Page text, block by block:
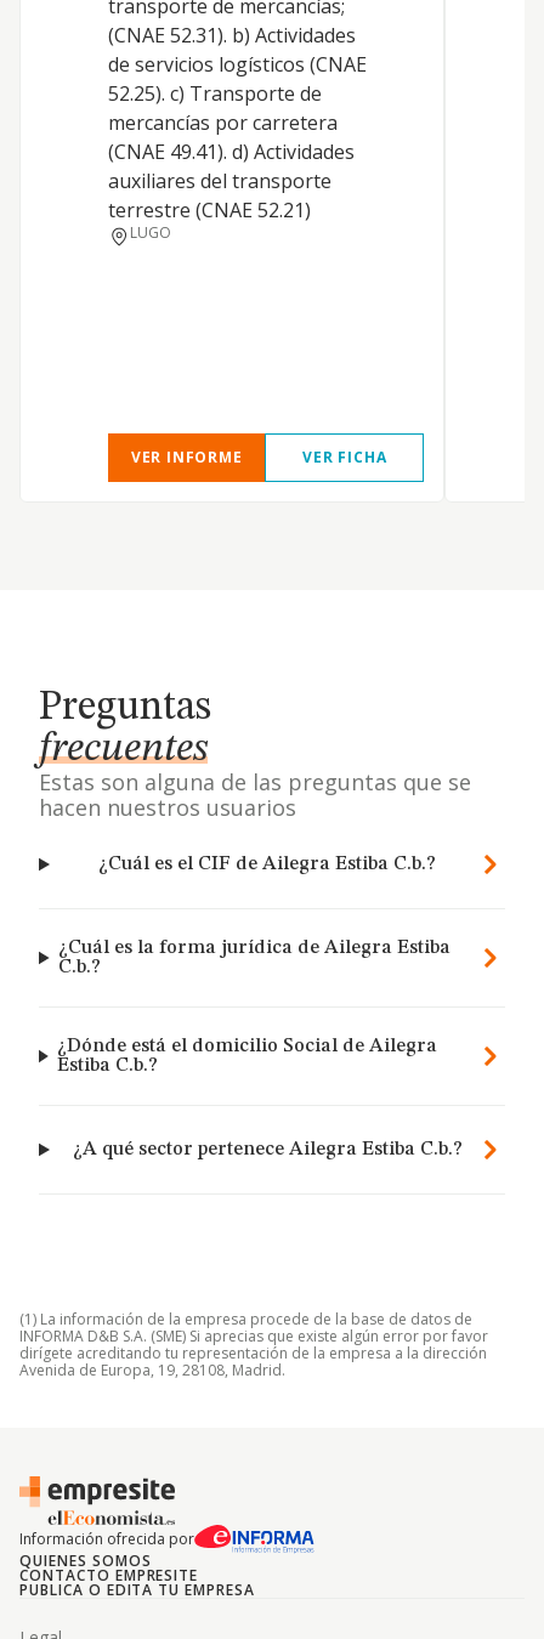
transporte de mercancías;
(CNAE 52.31). b) Actividades
de servicios logísticos (CNAE
52.25). c) Transporte de
mercancías por carretera
(CNAE 49.41). d) Actividades
auxiliares del transporte
terrestre (CNAE 52.21)
LUGO
VER INFORME VER FICHA
Preguntas
frecuentes
Estas son alguna de las preguntas que se
hacen nuestros usuarios
¿Cuál es el CIF de Ailegra Estiba C.b.?
¿Cuál es la forma jurídica de Ailegra Estiba
C.b.?
¿Dónde está el domicilio Social de Ailegra
Estiba C.b.?
¿A qué sector pertenece Ailegra Estiba C.b.?
(1) La información de la empresa procede de la base de datos de
INFORMA D&B S.A. (SME) Si aprecias que existe algún error por favor
dirígete acreditando tu representación de la empresa a la dirección
Avenida de Europa, 19, 28108, Madrid.
Información ofrecida por
QUIENES SOMOS
CONTACTO EMPRESITE
PUBLICA O EDITA TU EMPRESA